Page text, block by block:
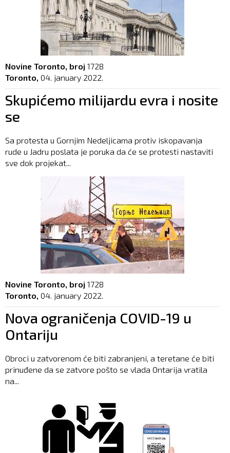
Novine Toronto, broj 1728
Toronto, 04. january 2022.
Skupićemo milijardu evra i nosite
se
Sa protesta u Gornjim Nedeljicama protiv iskopavanja
rude u Jadru poslata je poruka da će se protesti nastaviti
sve dok projekat...
Novine Toronto, broj 1728
Toronto, 04. january 2022.
Nova ograničenja COVID-19 u
Ontariju
Obroci u zatvorenom će biti zabranjeni, a teretane će biti
prinuđene da se zatvore pošto se vlada Ontarija vratila
na...